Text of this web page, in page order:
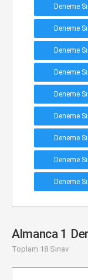
Deneme
Deneme
Deneme
Deneme
Deneme
Deneme
Deneme
Deneme
Deneme
Almanca 1
Toplam 18 Sınav